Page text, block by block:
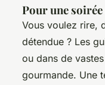
Pour une
Vous voulez rire,
détendue ? Les
ou dans de
gourmande. Une